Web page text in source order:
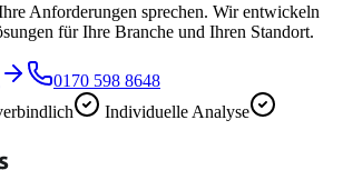
Anforderungen sprechen. Wir entwickeln
für Ihre Branche und Ihren Standort.
0170 598 8648
Individuelle Analyse